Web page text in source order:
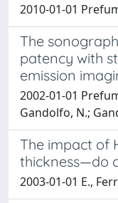
2010-01-01
The
patency with
emission
2002-01-01
Gandolfo, N.;
The impact of
thickness—do
2003-01-01 E.,